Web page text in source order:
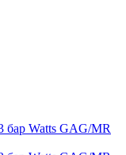
бар Watts GAG/MR